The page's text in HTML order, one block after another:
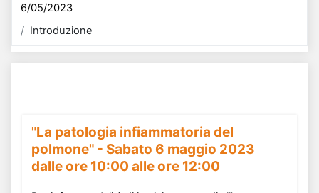
6/05/2023
Introduzione
"La patologia infiammatoria del
polmone" - Sabato 6 maggio 2023
dalle ore 10:00 alle ore 12:00